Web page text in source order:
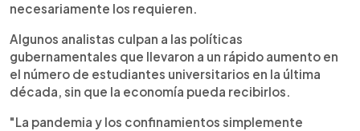
necesariamente los requieren.
Algunos analistas culpan a las políticas
gubernamentales que llevaron a un rápido aumento en
el número de estudiantes universitarios en la última
década, sin que la economía pueda recibirlos.
"La pandemia y los confinamientos simplemente